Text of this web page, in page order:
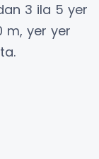
3 ila 5 yer
m, yer yer